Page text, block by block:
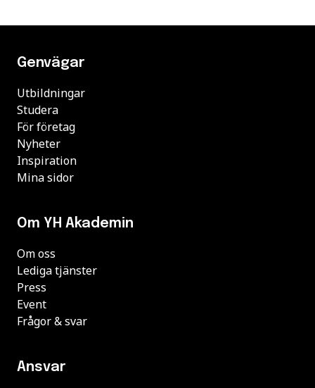
Genvägar
Utbildningar
Studera
För företag
Nyheter
Inspiration
Mina sidor
Om YH Akademin
Om oss
Lediga tjänster
Press
Event
Frågor & svar
Ansvar